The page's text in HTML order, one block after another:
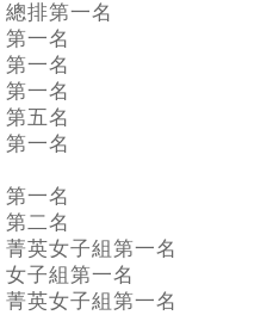
總排第一名
第一名
第一名
第一名
第五名
第一名
第一名
第二名
菁英女子組第一名
女子組第一名
菁英女子組第一名